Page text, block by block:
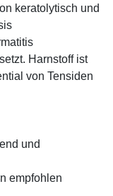
keratolytisch und
Harnstoff ist
von Tensiden
und
empfohlen